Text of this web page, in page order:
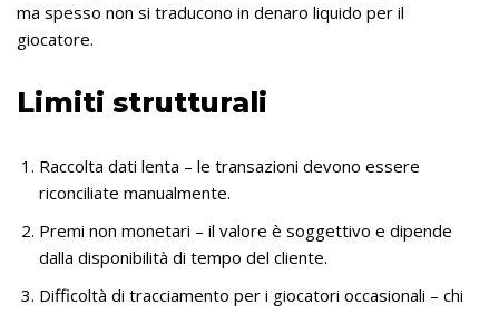
ma spesso non si traducono in denaro liquido per il
giocatore.
Limiti strutturali
Raccolta dati lenta – le transazioni devono essere
riconciliate manualmente.
Premi non monetari – il valore è soggettivo e dipende
dalla disponibilità di tempo del cliente.
Difficoltà di tracciamento per i giocatori occasionali – chi